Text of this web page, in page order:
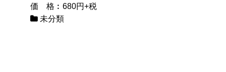
価 格︰680円+税
未分類